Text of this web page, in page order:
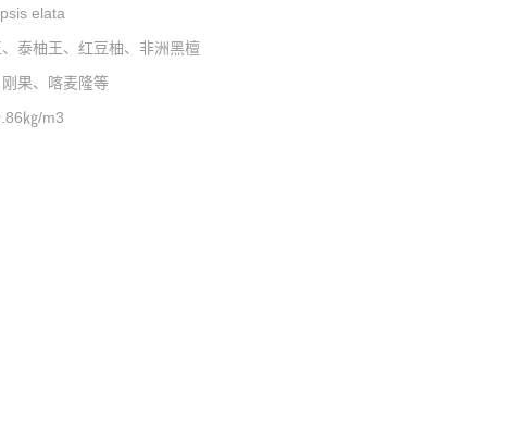
elata
泰柚王、红豆柚、非洲黑檀
果、喀麦隆等
㎏/m3